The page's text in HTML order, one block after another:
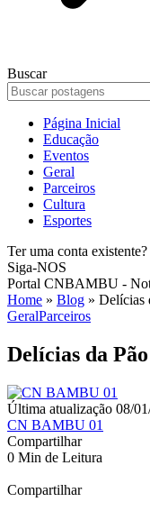
Buscar
Página Inicial
Educação
Eventos
Geral
Parceiros
Cultura
Esportes
Ter uma conta existente?
Siga-NOS
Portal CNBAMBU -
Home » Blog » Delícias
GeralParceiros
Delícias da
Última atualização 08/
CN BAMBU 01
Compartilhar
0 Min de Leitura
Compartilhar